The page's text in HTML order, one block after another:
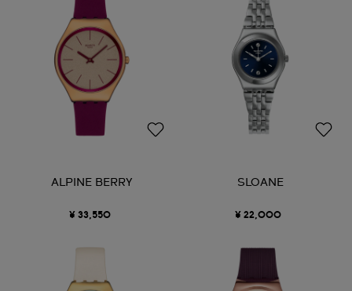
ALPINE BERRY
¥ 33,550
SLOANE
¥ 22,000